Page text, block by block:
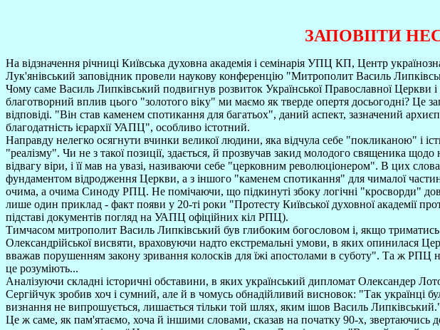
ЗАПОВIІТИ
На відзначення річниці Київська духовна академія і семінарія УПЦ КП, Центр
Лук'янівський заповідник провели наукову конференцію "Митрополит Василь
Чому саме Василь Липківський подвигнув розвиток Української Православної
благотворний вплив цього "золотого віку" ми маємо як тверде опертя досьогодні? Це
відповіді. "Він став каменем спотикання для багатьох", даний аспект, зазначений
благодатність ієрархії УАПЦ", особливо істотний.
Направду нелегко осягнути вчинки великої людини, яка відчула себе "покликаною" і
"реалізму". Чи не з такої позиції, здається, й прозвучав закид молодого священика
відвагу віри, і її мав на увазі, називаючи себе "церковним революціонером". В цих
фундаментом відродження Церкви, а з іншого "каменем спотикання" для чималої
очима, а очима Синоду РПЦ. Не помічаючи, що підкинуті збоку логічні "кросворди"
лише один приклад - факт появи у 20-ті роки "Протесту Київської духовної академії
підставі документів погляд на УАПЦ офіційних кіл РПЦ).
Тимчасом митрополит Василь Липківський був глибоким богословом і, якщо
Олександрійської висвяти, враховуючи надто екстремальні умови, в яких опинилася
вважав порушенням закону зривання колосків для їжі апостолами в суботу". Та ж РПЦ
це розуміють...
Аналізуючи складні історичні обставини, в яких український дипломат Олександер
Сергійчук зробив хоч і сумний, але й в чомусь обнадійливий висновок: "Так українці
визнання не випрошується, лишається тільки той шлях, яким ішов Василь
Це ж саме, як пам'ятаємо, хоча й іншими словами, сказав на початку 90-х, звертаючись